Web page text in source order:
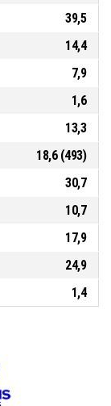
39,5
14,4
7,9
1,6
13,3
18,6 (493)
30,7
10,7
17,9
24,9
1,4